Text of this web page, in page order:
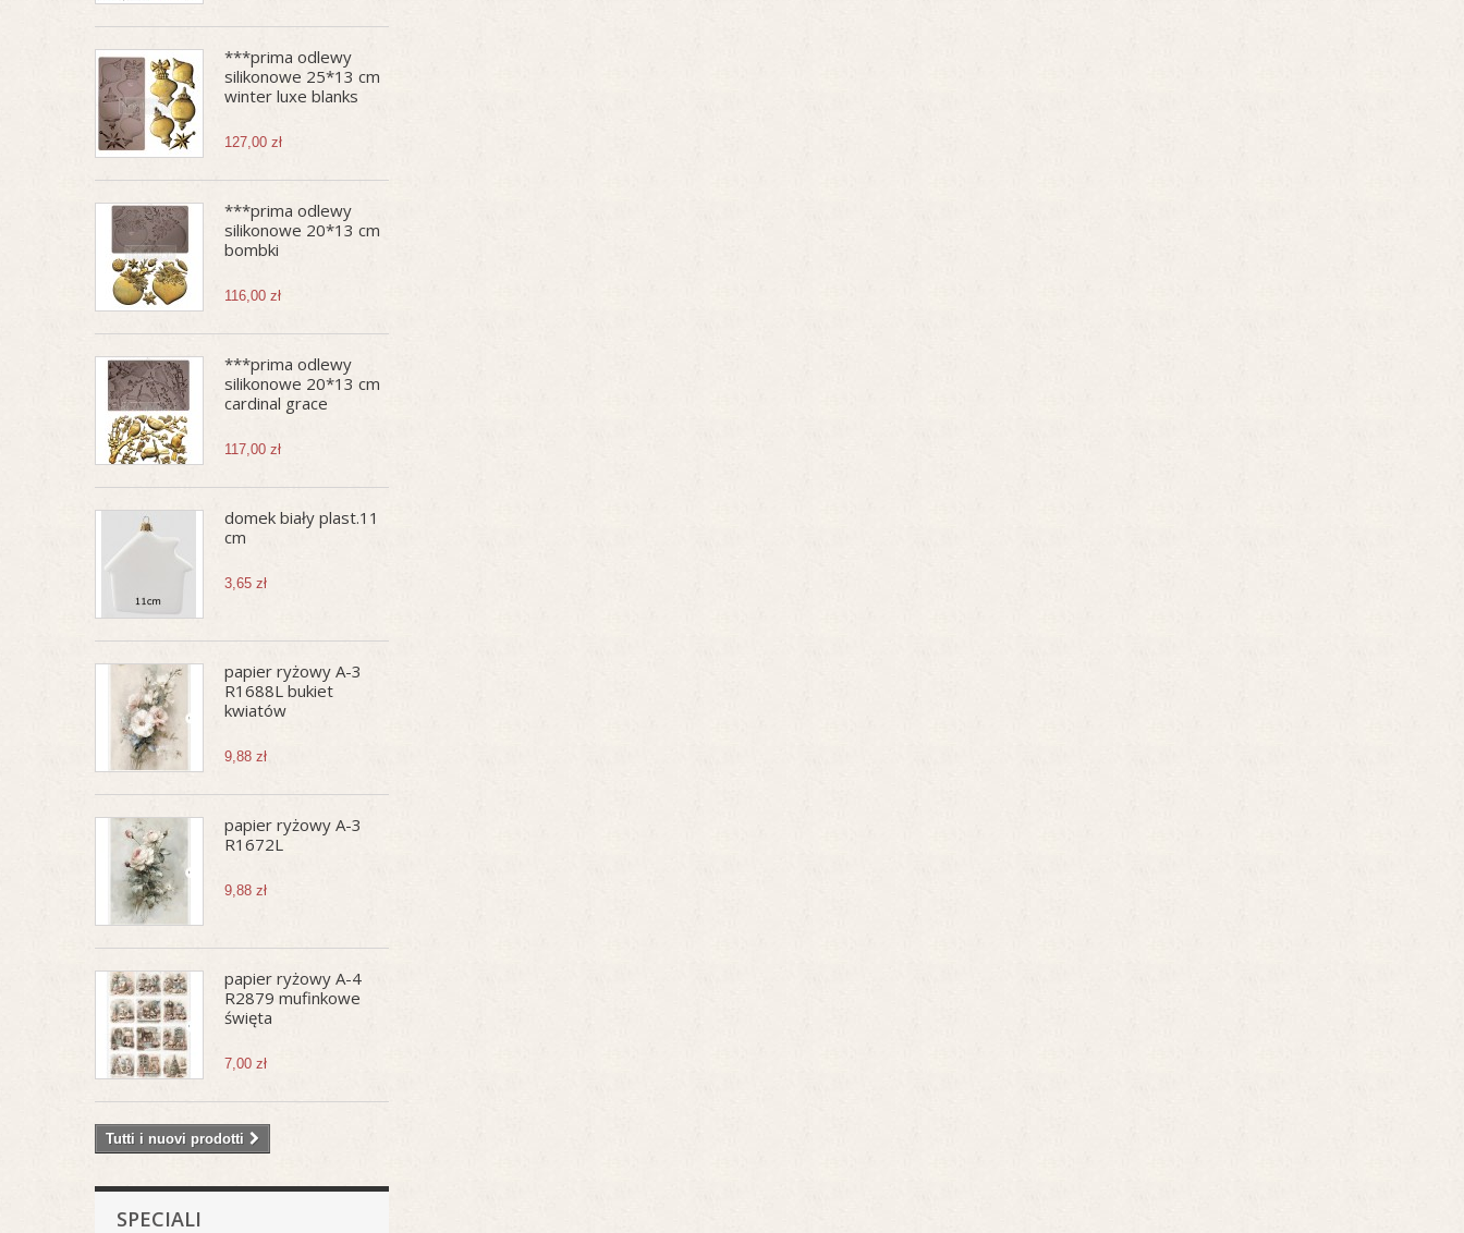
***prima odlewy
silikonowe 25*13 cm
winter luxe blanks
127,00 zł
***prima odlewy
silikonowe 20*13 cm
bombki
116,00 zł
***prima odlewy
silikonowe 20*13 cm
cardinal grace
117,00 zł
domek biały plast.11
cm
3,65 zł
papier ryżowy A-3
R1688L bukiet
kwiatów
9,88 zł
papier ryżowy A-3
R1672L
9,88 zł
papier ryżowy A-4
R2879 mufinkowe
święta
7,00 zł
Tutti i nuovi prodotti
SPECIALI